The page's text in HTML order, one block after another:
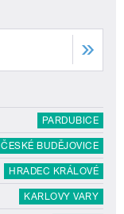
PARDUBICE
ČESKÉ BUDĚJOVICE
HRADEC KRÁLOVÉ
KARLOVY VARY